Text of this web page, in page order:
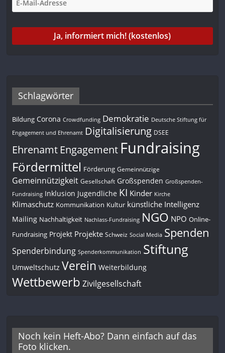
Schlagwörter
Bildung Corona Crowdfunding Demokratie Deutsche Stiftung für
Engagement und Ehrenamt Digitalisierung DSEE
Ehrenamt Engagement Fundraising
Fördermittel Förderung Gemeinnützige
Gemeinnützigkeit Gesellschaft Großspenden Großspenden-
Fundraising Inklusion Jugendliche KI Kinder Kirche
Klimaschutz Kommunikation Kultur künstliche Intelligenz
Mailing Nachhaltigkeit Nachlass-Fundraising NGO NPO Online-
Fundraising Projekt Projekte Schweiz Social Media Spenden
Spenderbindung Spenderkommunikation Stiftung
Umweltschutz Verein Weiterbildung
Wettbewerb Zivilgesellschaft
Noch kein Heft-Abo? Dann einfach auf das
Foto klicken.